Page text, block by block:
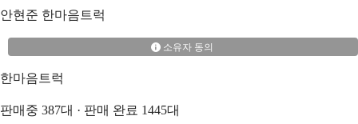
안현준 한마음트럭
소유자 동의
한마음트럭
판매중 387대 · 판매 완료 1445대